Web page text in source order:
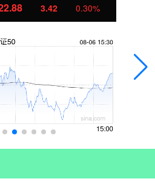
3.42 0.30%